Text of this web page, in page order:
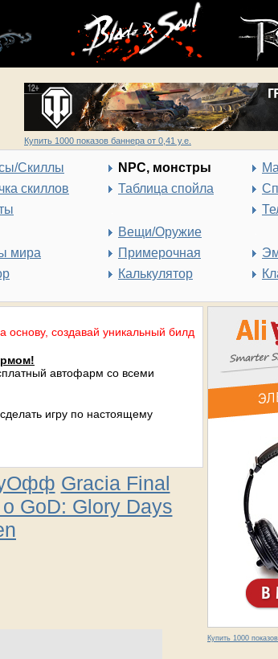
Купить 1000 показов баннера от 0,41 у.е.
Скиллы
скиллов
мира
NPC, монстры
Таблица спойла
Вещи/Оружие
Примерочная
Калькулятор
Купить 1000
создавай уникальный билд
автофарм со всеми
игру по настоящему
Gracia Final
GoD: Glory Days